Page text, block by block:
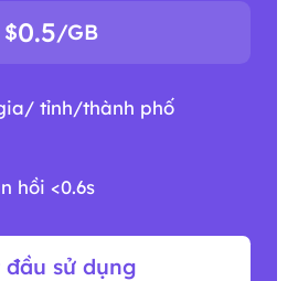
$0.5/GB
tỉnh/thành phố
hồi <0.6s
đầu sử dụng